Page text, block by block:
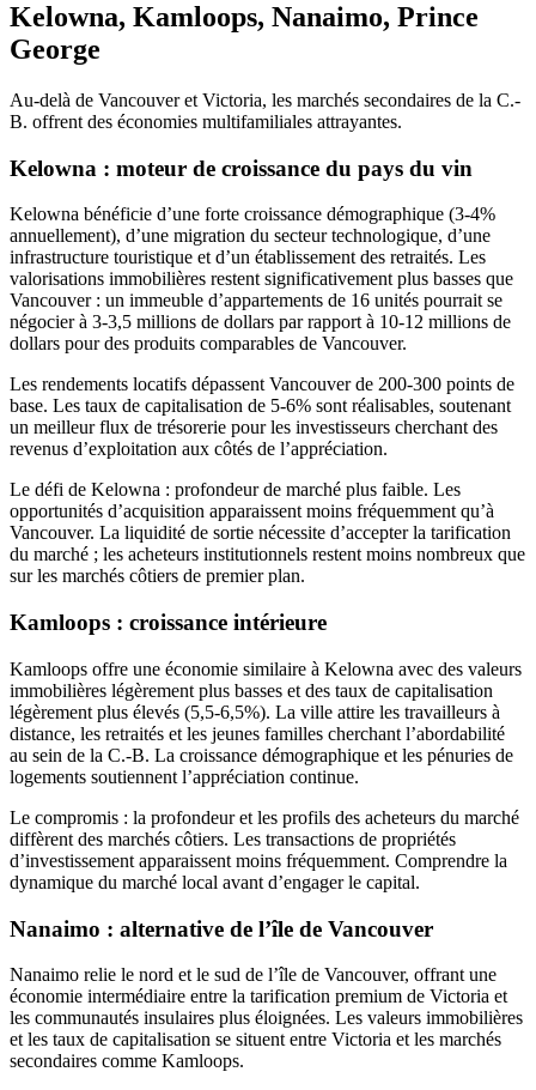
Kelowna, Kamloops, Nanaimo, Prince
George
Au-delà de Vancouver et Victoria, les marchés secondaires de la C.-
B. offrent des économies multifamiliales attrayantes.
Kelowna : moteur de croissance du pays du vin
Kelowna bénéficie d’une forte croissance démographique (3-4%
annuellement), d’une migration du secteur technologique, d’une
infrastructure touristique et d’un établissement des retraités. Les
valorisations immobilières restent significativement plus basses que
Vancouver : un immeuble d’appartements de 16 unités pourrait se
négocier à 3-3,5 millions de dollars par rapport à 10-12 millions de
dollars pour des produits comparables de Vancouver.
Les rendements locatifs dépassent Vancouver de 200-300 points de
base. Les taux de capitalisation de 5-6% sont réalisables, soutenant
un meilleur flux de trésorerie pour les investisseurs cherchant des
revenus d’exploitation aux côtés de l’appréciation.
Le défi de Kelowna : profondeur de marché plus faible. Les
opportunités d’acquisition apparaissent moins fréquemment qu’à
Vancouver. La liquidité de sortie nécessite d’accepter la tarification
du marché ; les acheteurs institutionnels restent moins nombreux que
sur les marchés côtiers de premier plan.
Kamloops : croissance intérieure
Kamloops offre une économie similaire à Kelowna avec des valeurs
immobilières légèrement plus basses et des taux de capitalisation
légèrement plus élevés (5,5-6,5%). La ville attire les travailleurs à
distance, les retraités et les jeunes familles cherchant l’abordabilité
au sein de la C.-B. La croissance démographique et les pénuries de
logements soutiennent l’appréciation continue.
Le compromis : la profondeur et les profils des acheteurs du marché
diffèrent des marchés côtiers. Les transactions de propriétés
d’investissement apparaissent moins fréquemment. Comprendre la
dynamique du marché local avant d’engager le capital.
Nanaimo : alternative de l’île de Vancouver
Nanaimo relie le nord et le sud de l’île de Vancouver, offrant une
économie intermédiaire entre la tarification premium de Victoria et
les communautés insulaires plus éloignées. Les valeurs immobilières
et les taux de capitalisation se situent entre Victoria et les marchés
secondaires comme Kamloops.